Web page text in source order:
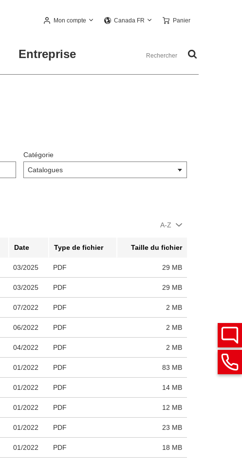
Mon compte Canada FR Panier
Entreprise
Catégorie
A-Z
Date Type de fichier Taille du fichier
03/2025 PDF 29 MB
03/2025 PDF 29 MB
07/2022 PDF 2 MB
06/2022 PDF 2 MB
04/2022 PDF 2 MB
01/2022 PDF 83 MB
01/2022 PDF 14 MB
01/2022 PDF 12 MB
01/2022 PDF 23 MB
01/2022 PDF 18 MB